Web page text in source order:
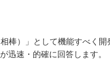
棒）」として機能すべく開
迅速・的確に回答します。